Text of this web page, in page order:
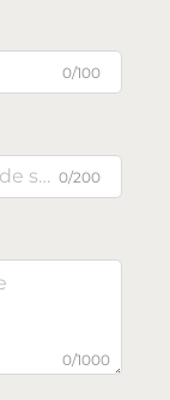
0/100
0/200
0/1000